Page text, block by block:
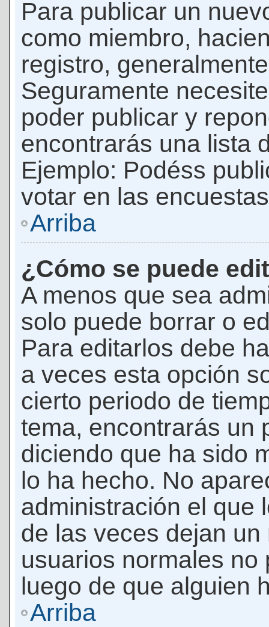
Para publicar un
como miembro,
registro,
Seguramente
poder publicar y
encontrarás una lista
Ejemplo: Podéss
votar en las
Arriba
¿Cómo se puede
A menos que sea
solo puede borrar o
Para editarlos debe
a veces esta opción
cierto periodo de
tema, encontrarás un
diciendo que ha sido
lo ha hecho. No
administración el que
de las veces dejan
usuarios normales
luego de que alguien
Arriba